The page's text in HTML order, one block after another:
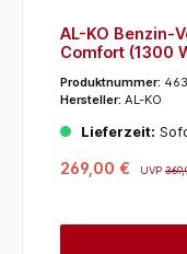
AL-KO Benzin-
Comfort (1300
Produktnummer:
Hersteller: AL-KO
Lieferzeit:
269,00 € UVP